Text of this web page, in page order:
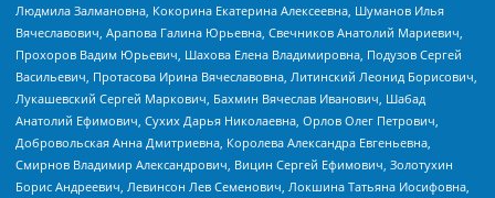
Людмила Залмановна, Кокорина Екатерина Алексеевна, Шуманов Илья
Вячеславович, Арапова Галина Юрьевна, Свечников Анатолий Мариевич,
Прохоров Вадим Юрьевич, Шахова Елена Владимировна, Подузов Сергей
Васильевич, Протасова Ирина Вячеславовна, Литинский Леонид Борисович,
Лукашевский Сергей Маркович, Бахмин Вячеслав Иванович, Шабад
Анатолий Ефимович, Сухих Дарья Николаевна, Орлов Олег Петрович,
Добровольская Анна Дмитриевна, Королева Александра Евгеньевна,
Смирнов Владимир Александрович, Вицин Сергей Ефимович, Золотухин
Борис Андреевич, Левинсон Лев Семенович, Локшина Татьяна Иосифовна,